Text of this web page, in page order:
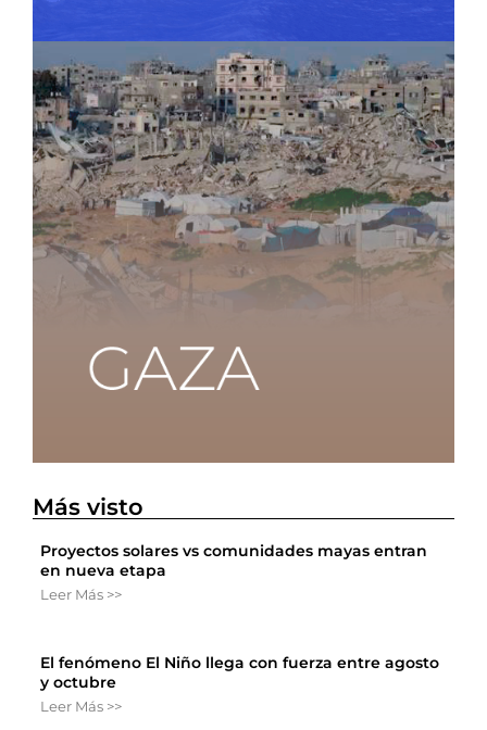
Más visto
Proyectos solares vs comunidades mayas entran
en nueva etapa
Leer Más >>
El fenómeno El Niño llega con fuerza entre agosto
y octubre
Leer Más >>